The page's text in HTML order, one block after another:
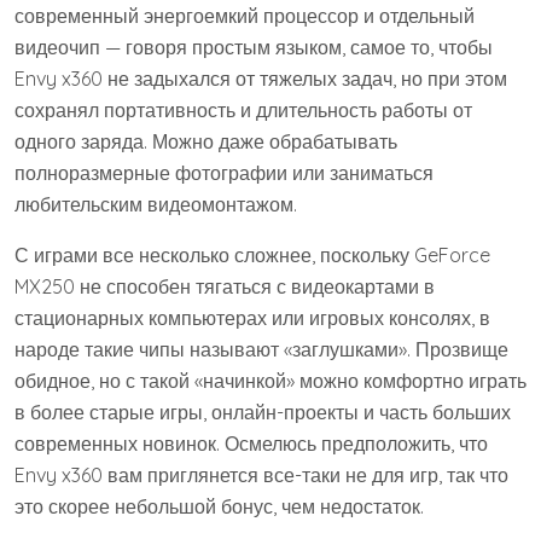
современный энергоемкий процессор и отдельный
видеочип — говоря простым языком, самое то, чтобы
Envy x360 не задыхался от тяжелых задач, но при этом
сохранял портативность и длительность работы от
одного заряда. Можно даже обрабатывать
полноразмерные фотографии или заниматься
любительским видеомонтажом.
С играми все несколько сложнее, поскольку GeForce
MX250 не способен тягаться с видеокартами в
стационарных компьютерах или игровых консолях, в
народе такие чипы называют «заглушками». Прозвище
обидное, но с такой «начинкой» можно комфортно играть
в более старые игры, онлайн-проекты и часть больших
современных новинок. Осмелюсь предположить, что
Envy x360 вам приглянется все-таки не для игр, так что
это скорее небольшой бонус, чем недостаток.